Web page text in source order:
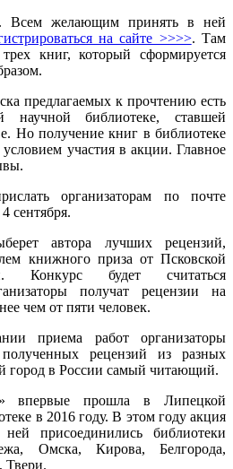
Всем желающим принять в ней
на сайте >>>>. Там
книг, который сформируется
предлагаемых к прочтению есть
научной библиотеке, ставшей
Но получение книг в библиотеке
условием участия в акции. Главное
организаторам по почте
сентября.
автора лучших рецензий,
книжного приза от Псковской
Конкурс будет считаться
получат рецензии на
чем от пяти человек.
приема работ организаторы
рецензий из разных
город в России самый читающий.
впервые прошла в Липецкой
в 2016 году. В этом году акция
присоединились библиотеки
Омска, Кирова, Белгорода,
Твери.